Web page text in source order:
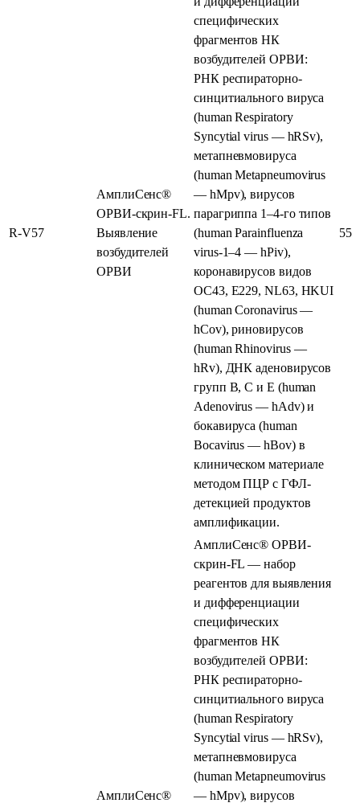
R-V57
АмплиСенс®
ОРВИ-скрин-FL.
Выявление
возбудителей
ОРВИ
специфических
фрагментов НК
возбудителей ОРВИ:
РНК респираторно-
синцитиального вируса
(human Respiratory
Syncytial virus — hRSv),
метапневмовируса
(human Metapneumovirus
— hMpv), вирусов
парагриппа 1–4-го типов
(human Parainfluenza
virus‑1–4 — hPiv),
коронавирусов видов
ОС43, Е229, NL63, HKUI
(human Coronavirus —
hCov), риновирусов
(human Rhinovirus —
hRv), ДНК аденовирусов
групп B, C и E (human
Adenovirus — hAdv) и
бокавируса (human
Bocavirus — hBov) в
клиническом материале
методом ПЦР с ГФЛ-
детекцией продуктов
амплификации.
55
АмплиСенс®
АмплиСенс® ОРВИ-
скрин-FL — набор
реагентов для выявления
и дифференциации
специфических
фрагментов НК
возбудителей ОРВИ:
РНК респираторно-
синцитиального вируса
(human Respiratory
Syncytial virus — hRSv),
метапневмовируса
(human Metapneumovirus
— hMpv), вирусов